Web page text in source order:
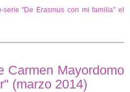
"De Erasmus con mi familia" el
Carmen Mayordomo
(marzo 2014)